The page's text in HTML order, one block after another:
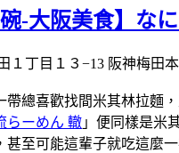
碗-大阪美食】な
丁目１３−13 阪神梅田
總喜歡找間米其林拉麵
らーめん 轍 」便同樣是米
至可能這輩子就吃這麼